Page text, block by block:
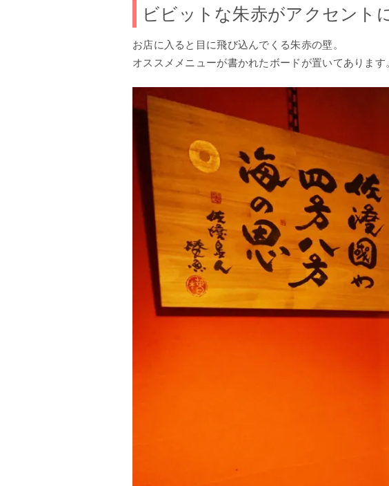
ビビットな朱赤がアクセント
お店に入ると目に飛び込んでくる朱赤の壁。
オススメメニューが書かれたボードが置いてあります